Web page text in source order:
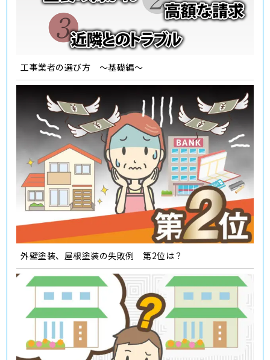
工事業者の選び方 ～基礎編～
外壁塗装、屋根塗装の失敗例 第2位は？